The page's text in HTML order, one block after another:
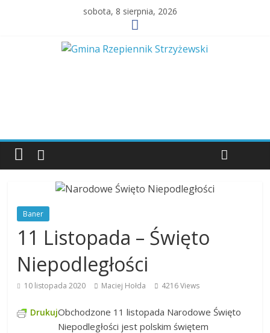
sobota, 8 sierpnia, 2026
Baner
11 Listopada – Święto
Niepodległości
10 listopada 2020 Maciej Hołda 4216 Views
DrukujObchodzone 11 listopada Narodowe Święto
Niepodległości jest polskim świętem